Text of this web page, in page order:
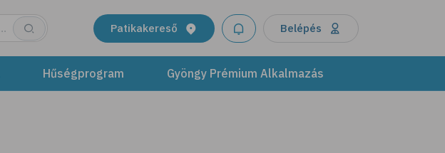
Patikakereső Belépés
Hűségprogram Gyöngy Prémium Alkalmazás